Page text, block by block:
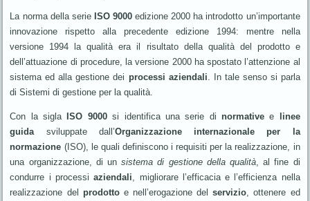
La norma della serie ISO 9000 edizione 2000 ha introdotto un’importante
innovazione rispetto alla precedente edizione 1994: mentre nella
versione 1994 la qualità era il risultato della qualità del prodotto e
dell’attuazione di procedure, la versione 2000 ha spostato l’attenzione al
sistema ed alla gestione dei processi aziendali . In tale senso si parla
di Sistemi di gestione per la qualità.
Con la siglaISO 9000si identifica una serie di normativee linee
guida sviluppate dall’Organizzazione internazionale per la
normazione (ISO), le quali definiscono i requisiti per la realizzazione, in
una organizzazione, di unsistema di gestione della qualità, al fine di
condurre i processiaziendali , migliorare l’efficacia e l’efficienza nella
realizzazione del prodottoe nell’erogazione delservizio , ottenere ed